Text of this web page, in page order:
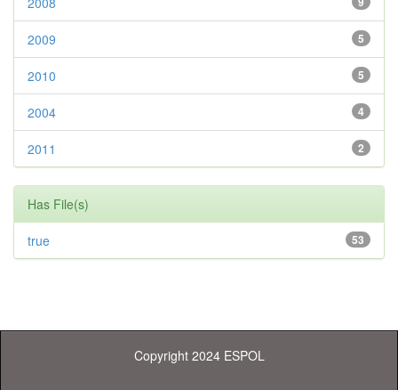
5
2009
5
2010
4
2004
2
2011
Has File(s)
53
true
Copyright 2024 ESPOL